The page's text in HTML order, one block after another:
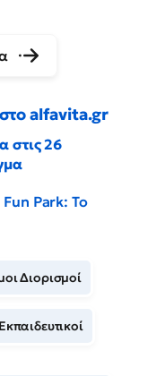
στο alfavita.gr
στις 26
Fun Park: Το
Διορισμοί
Εκπαιδευτικοί